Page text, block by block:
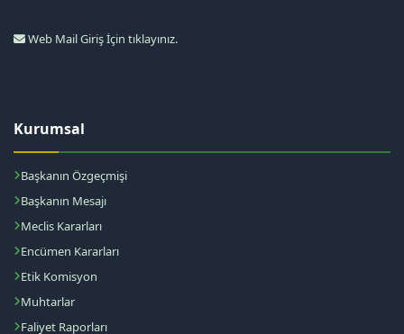
Web Mail Giriş İçin tıklayınız.
Kurumsal
Başkanın Özgeçmişi
Başkanın Mesajı
Meclis Kararları
Encümen Kararları
Etik Komisyon
Muhtarlar
Faliyet Raporları